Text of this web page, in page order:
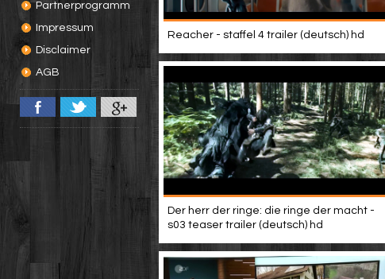
Partnerprogramm
Impressum
Disclaimer
AGB
Reacher - staffel 4 trailer (deutsch) hd
Der herr der ringe: die ringe der macht -
s03 teaser trailer (deutsch) hd